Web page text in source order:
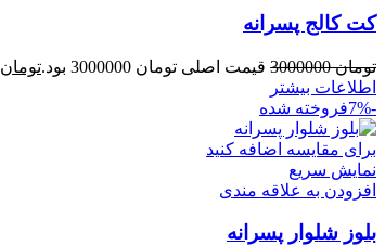
کت کالج پسرانه
تومان3000000 قیمت اصلی تومان 3000000 بود. تومان
اطلاعات بیشتر
-7%
فروخته شده
برای مقایسه اضافه کنید
نمایش سریع
افزودن به علاقه مندی
بلوز شلوار پسرانه